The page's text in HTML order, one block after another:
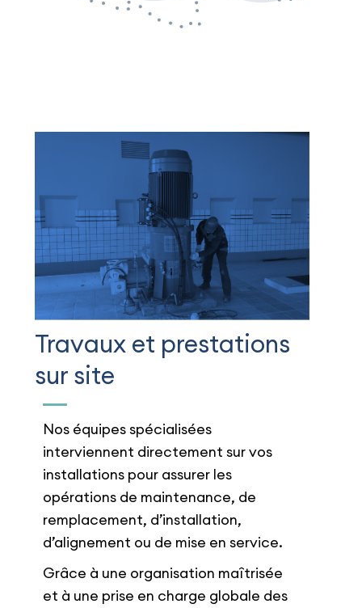
Travaux et prestations
sur site
Nos équipes spécialisées
interviennent directement sur vos
installations pour assurer les
opérations de maintenance, de
remplacement, d’installation,
d’alignement ou de mise en service.
Grâce à une organisation maîtrisée
et à une prise en charge globale des